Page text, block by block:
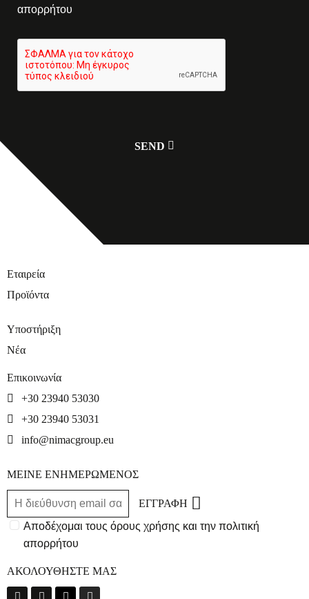
απορρήτου
Εταιρεία
Προϊόντα
Υποστήριξη
Νέα
Επικοινωνία
+30 23940 53030
+30 23940 53031
info@nimacgroup.eu
ΜΕΙΝΕ ΕΝΗΜΕΡΩΜΕΝΟΣ
ΕΓΓΡΑΦΗ
Αποδέχομαι τους όρους χρήσης και την πολιτική
απορρήτου
ΑΚΟΛΟΥΘΗΣΤΕ ΜΑΣ